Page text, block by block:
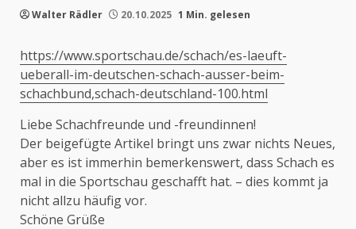
Walter Rädler 20.10.2025 1 Min. gelesen
https://www.sportschau.de/schach/es-laeuft-
ueberall-im-deutschen-schach-ausser-beim-
schachbund,schach-deutschland-100.html
Liebe Schachfreunde und -freundinnen!
Der beigefügte Artikel bringt uns zwar nichts Neues,
aber es ist immerhin bemerkenswert, dass Schach es
mal in die Sportschau geschafft hat. – dies kommt ja
nicht allzu häufig vor.
Schöne Grüße